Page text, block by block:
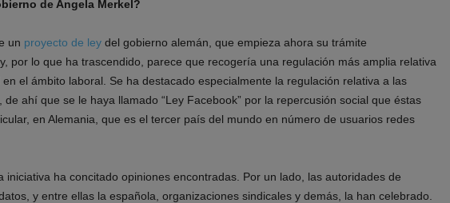
de Angela Merkel?
un proyecto de leydel gobierno alemán, que empieza ahora su trámite
por lo que ha trascendido, parece que recogería una regulación más amplia relativa
el ámbito laboral. Se ha destacado especialmente la regulación relativa a las
de ahí que se le haya llamado “Ley Facebook” por la repercusión social que éstas
en Alemania, que es el tercer país del mundo en número de usuarios redes
iniciativa ha concitado opiniones encontradas. Por un lado, las autoridades de
y entre ellas la española, organizaciones sindicales y demás, la han celebrado.